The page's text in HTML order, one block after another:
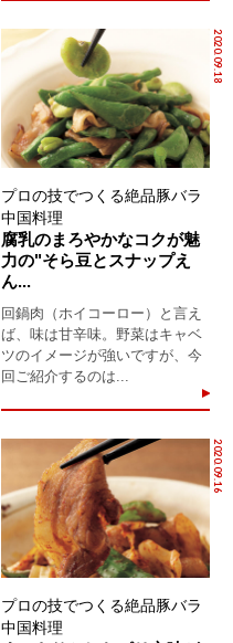
2020.09.18
プロの技でつくる絶品豚バラ
中国料理
腐乳のまろやかなコクが魅
力の"そら豆とスナップえ
ん...
回鍋肉（ホイコーロー）と言え
ば、味は甘辛味。野菜はキャベ
ツのイメージが強いですが、今
回ご紹介するのは...
2020.09.16
プロの技でつくる絶品豚バラ
中国料理